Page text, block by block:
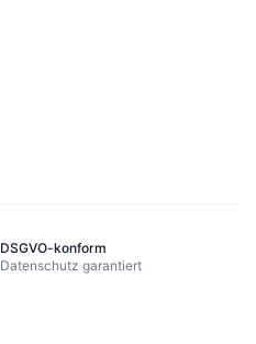
DSGVO-konform
Datenschutz garantiert